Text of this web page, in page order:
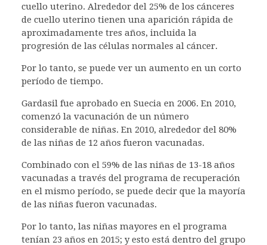
cuello uterino. Alrededor del 25% de los cánceres
de cuello uterino tienen una aparición rápida de
aproximadamente tres años, incluida la
progresión de las células normales al cáncer.
Por lo tanto, se puede ver un aumento en un corto
período de tiempo.
Gardasil fue aprobado en Suecia en 2006. En 2010,
comenzó la vacunación de un número
considerable de niñas. En 2010, alrededor del 80%
de las niñas de 12 años fueron vacunadas.
Combinado con el 59% de las niñas de 13-18 años
vacunadas a través del programa de recuperación
en el mismo período, se puede decir que la mayoría
de las niñas fueron vacunadas.
Por lo tanto, las niñas mayores en el programa
tenían 23 años en 2015; y esto está dentro del grupo